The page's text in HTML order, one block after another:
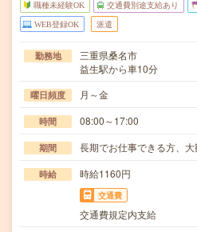
職種未経験OK 交通費別途支給あり
WEB登録OK 派遣
勤務地
三重県桑名市
益生駅から車10分
曜日頻度 月～金
時間 08:00～17:00
期間 長期でお仕事できる方、大
時給 時給1160円
交通費
交通費規定内支給